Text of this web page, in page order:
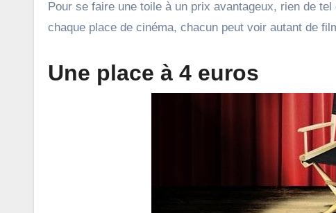
Pour se faire une toile à un prix avantageux, rien de tel que d’attendre la fête du cinéma. Avec un tarif unique pour
chaque place de cinéma, chacun peut voir autant de
Une place à 4 euros